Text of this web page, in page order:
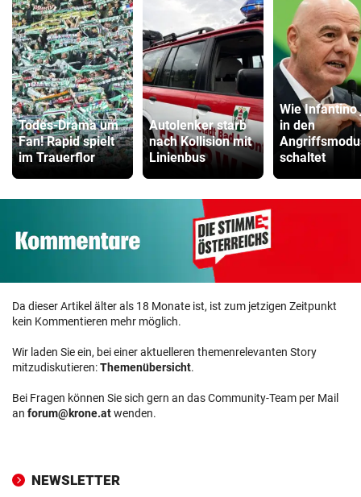
Todes-Drama um
Fan! Rapid spielt
im Trauerflor
Autolenker starb
nach Kollision mit
Linienbus
Wie Infantino
in den
schaltet
Da dieser Artikel älter als 18 Monate ist, ist zum jetzigen Zeitpunkt
kein Kommentieren mehr möglich.
Wir laden Sie ein, bei einer aktuelleren themenrelevanten Story
mitzudiskutieren:Themenübersicht.
Bei Fragen können Sie sich gern an das Community-Team per Mail
an forum@krone.atwenden.
NEWSLETTER